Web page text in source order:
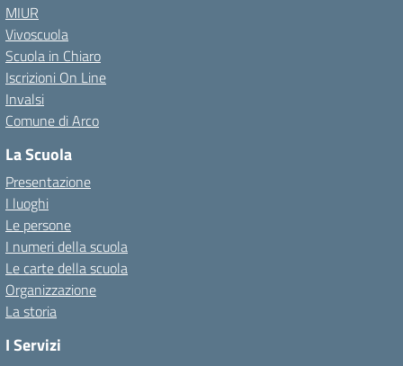
MIUR
Vivoscuola
Scuola in Chiaro
Iscrizioni On Line
Invalsi
Comune di Arco
La Scuola
Presentazione
I luoghi
Le persone
I numeri della scuola
Le carte della scuola
Organizzazione
La storia
I Servizi